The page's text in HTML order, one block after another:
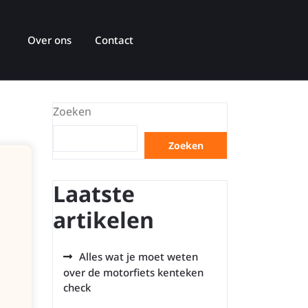
Over ons Contact
Zoeken
Zoeken
Laatste
artikelen
Alles wat je moet weten
over de motorfiets kenteken
check